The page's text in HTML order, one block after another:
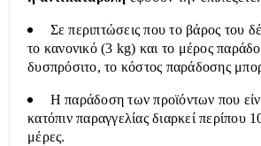
Σε περιπτώσεις που το βάρος του
το κανονικό (3 kg) και το μέρος
δυσπρόσιτο, το κόστος παράδοσης
Η παράδοση των προϊόντων που
κατόπιν παραγγελίας διαρκεί περίπου
μέρες.